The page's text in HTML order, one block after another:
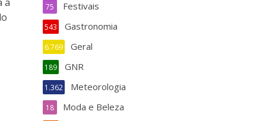
Festivais
75
Gastronomia
543
Geral
6.769
GNR
189
Meteorologia
1.362
Moda e Beleza
18